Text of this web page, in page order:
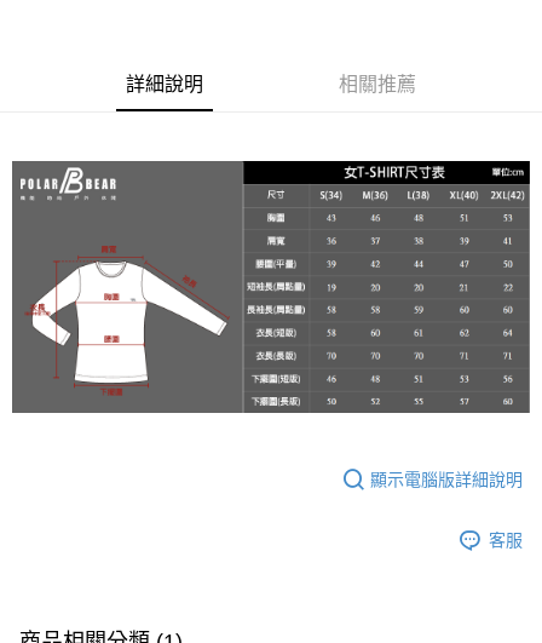
１．簡單：不需註冊會員、不需綁卡、不需儲值。
【「AFTEE先享後付」結帳流程】
１．於結帳方式選擇「AFTEE先享後付」後，將跳轉至「AFTEE先享後付」
結帳頁面，進行簡訊認證並確認金額後，即可完成結帳。
２．訂單成立數日內，您將收到繳費通知簡訊。
３．收到繳費通知簡訊後14天內，點擊此簡訊中的連結，可透過四大超商／
ATM／網路銀行／等多元方式進行付款，方視為交易完成。
※ 請注意：結帳手續完成當下不需立刻繳費，但若您需要取消訂單，請聯絡
購買商品的店家。未經商家同意取消之訂單仍視為有效，需透過AFTEE先享
後付繳納相關費用。
※ 交易是否成功請以「AFTEE先享後付 」之結帳頁面顯示為準，若有關於
是否繳費成功／繳費後需取消欲退款等相關疑問，請聯繫「AFTEE先享後付
https://netprotections.freshdesk.com/support/home
１．透過由恩沛科技股份有限公司提供之「AFTEE先享後付」服務完成之交
易，需依本服務之必要範圍內提供個人資料，並將交易相關給付款項請求債
任。
7-11取貨付款
每筆NT$60，滿NT$2,000(含以上)免運費
每筆NT$100
新竹物流
每筆NT$100，滿NT$3,000(含以上)免運費
詳細說明 相關推薦
顯示電腦版詳細說明
客服